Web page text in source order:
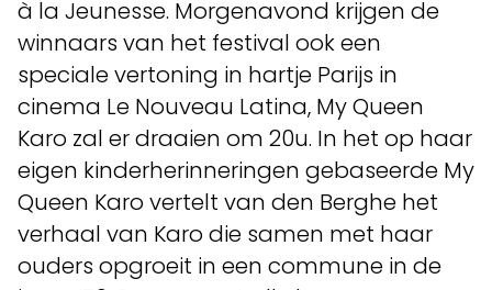
à la Jeunesse. Morgenavond krijgen de
winnaars van het festival ook een
speciale vertoning in hartje Parijs in
cinema Le Nouveau Latina, My Queen
Karo zal er draaien om 20u. In het op haar
eigen kinderherinneringen gebaseerde My
Queen Karo vertelt van den Berghe het
verhaal van Karo die samen met haar
ouders opgroeit in een commune in de